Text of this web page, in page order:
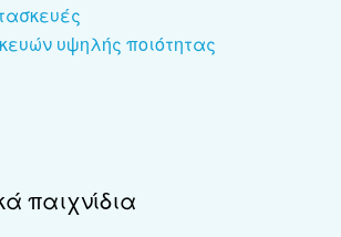
υψηλής ποιότητας
παιχνίδια